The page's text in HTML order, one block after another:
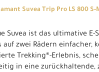
Suvea Trip Pro LS 800
Suvea ist das ultimative
auf zwei Rädern
Trekking®-Erlebnis,
in eine zurückhaltende,